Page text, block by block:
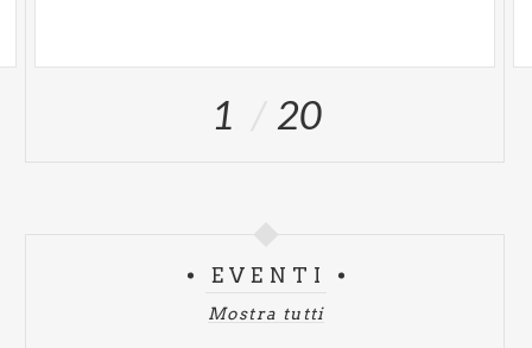
1 20
EVENTI
Mostra tutti